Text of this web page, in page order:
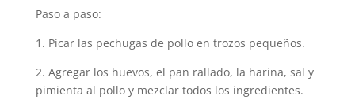
Paso a paso:
1. Picar las pechugas de pollo en trozos pequeños.
2. Agregar los huevos, el pan rallado, la harina, sal y
pimienta al pollo y mezclar todos los ingredientes.